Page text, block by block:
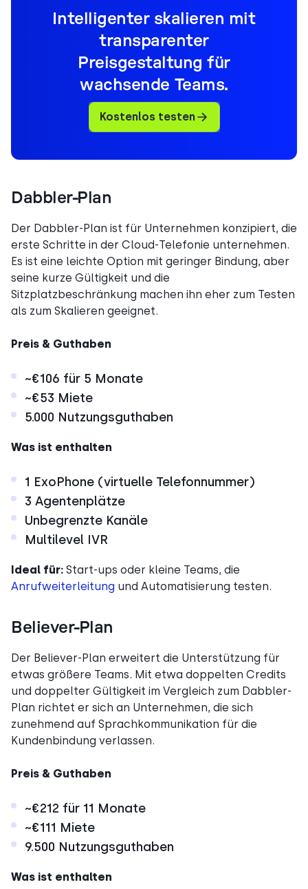
Intelligenter skalieren mit
transparenter
Preisgestaltung für
wachsende Teams.
Kostenlos testen
Dabbler-Plan
Der Dabbler-Plan ist für Unternehmen konzipiert, die
erste Schritte in der Cloud-Telefonie unternehmen.
Es ist eine leichte Option mit geringer Bindung, aber
seine kurze Gültigkeit und die
Sitzplatzbeschränkung machen ihn eher zum Testen
als zum Skalieren geeignet.
Preis & Guthaben
~€106 für 5 Monate
~€53 Miete
5.000 Nutzungsguthaben
Was ist enthalten
1 ExoPhone (virtuelle Telefonnummer)
3 Agentenplätze
Unbegrenzte Kanäle
Multilevel IVR
Ideal für: Start-ups oder kleine Teams, die
Anrufweiterleitung und Automatisierung testen.
Believer-Plan
Der Believer-Plan erweitert die Unterstützung für
etwas größere Teams. Mit etwa doppelten Credits
und doppelter Gültigkeit im Vergleich zum Dabbler-
Plan richtet er sich an Unternehmen, die sich
zunehmend auf Sprachkommunikation für die
Kundenbindung verlassen.
Preis & Guthaben
~€212 für 11 Monate
~€111 Miete
9.500 Nutzungsguthaben
Was ist enthalten